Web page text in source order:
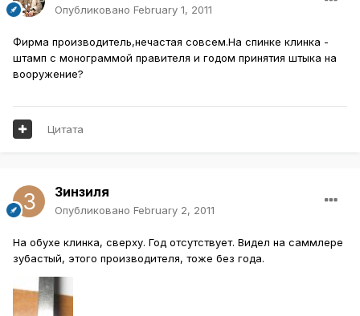
Опубликовано February 1, 2011
Фирма производитель,нечастая совсем.На спинке клинка -
штамп с монограммой правителя и годом принятия штыка на
вооружение?
Цитата
Зинзиля
Опубликовано February 2, 2011
На обухе клинка, сверху. Год отсутствует. Видел на саммлере
зубастый, этого производителя, тоже без года.